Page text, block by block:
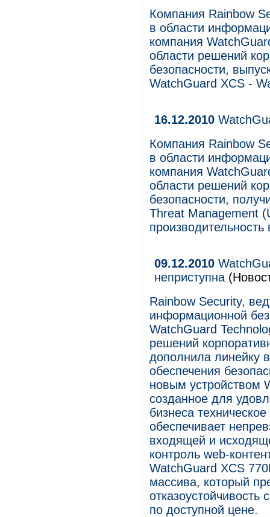
Компания Rainbow
в области
компания
области решений
безопасности,
WatchGuard XCS -
16.12.2010
Компания Rainbow
в области
компания
области решений
безопасности,
Threat Management
09.12.2010
неприступна
Rainbow Security,
информационной
WatchGuard
решений
дополнила линейку
обеспечения
новым устройством
созданное для
бизнеса
обеспечивает
входящей и
контроль web-
WatchGuard XCS
массива, который
отказоустойчивость
по доступной цене.